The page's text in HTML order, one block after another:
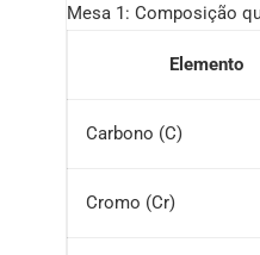
Mesa 1: Composição
Elemento
Carbono (C)
Cromo (Cr)